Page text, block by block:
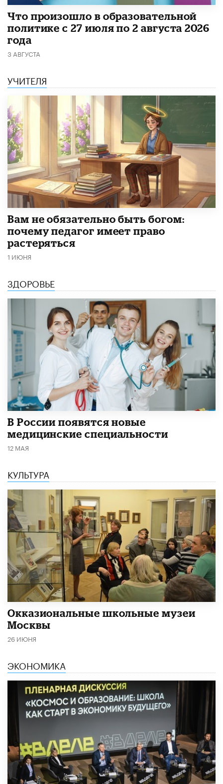
​Что произошло в образовательной
политике с 27 июля по 2 августа 2026
года
3 АВГУСТА
УЧИТЕЛЯ
​Вам не обязательно быть богом:
почему педагог имеет право
растеряться
1 ИЮНЯ
ЗДОРОВЬЕ
В России появятся новые
медицинские специальности
12 МАЯ
КУЛЬТУРА
​Окказиональные школьные музеи
Москвы
26 ИЮНЯ
ЭКОНОМИКА